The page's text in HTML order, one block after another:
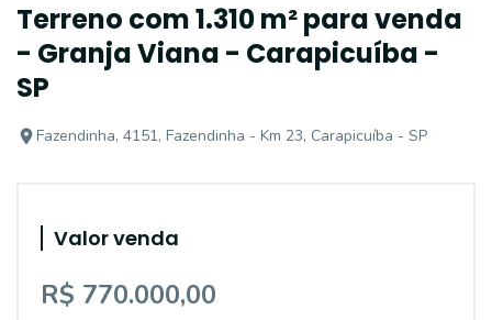
Terreno com 1.310 m² para venda
- Granja Viana - Carapicuíba -
SP
Fazendinha, 4151, Fazendinha - Km 23, Carapicuíba - SP
Valor venda
R$ 770.000,00